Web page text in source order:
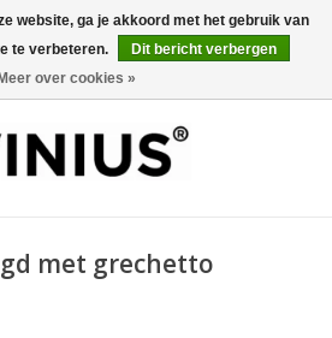
0 Artikelen - €0,00
met grechetto
website, ga je akkoord met het gebruik van
te verbeteren.
Dit bericht verbergen
Meer over cookies »